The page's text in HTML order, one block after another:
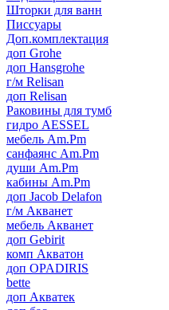
Шторки для ванн
Писсуары
Доп.комплектация
доп Grohe
доп Hansgrohe
г/м Relisan
доп Relisan
Раковины для тумб
гидро AESSEL
мебель Am.Pm
санфаянс Am.Pm
души Am.Pm
кабины Am.Pm
доп Jacob Delafon
г/м Акванет
мебель Акванет
доп Gebirit
комп Акватон
доп OPADIRIS
bette
доп Акватек